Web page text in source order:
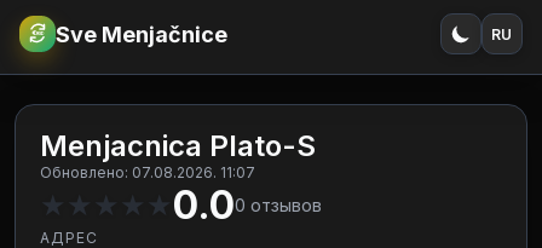
€RSD Sve Menjačnice RU
Menjacnica Plato-S
Обновлено: 07.08.2026. 11:07
★ ★ ★ ★ ★0.00 отзывов
АДРЕС